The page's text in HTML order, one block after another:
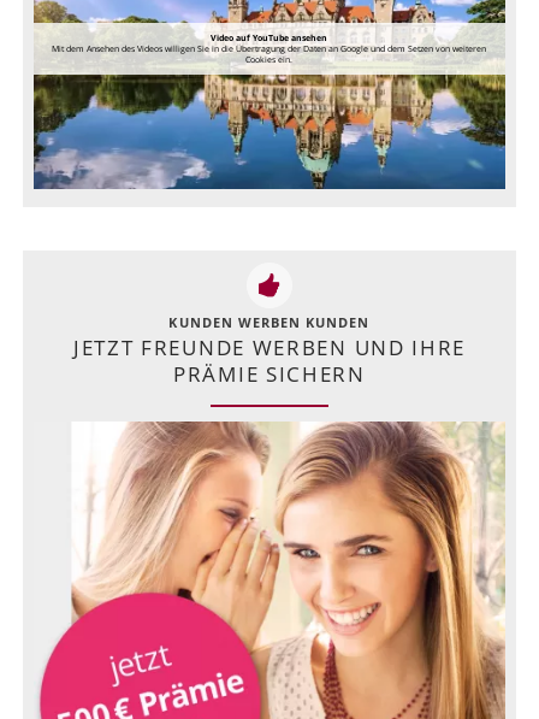
Video auf YouTube ansehen
Mit dem Ansehen des Videos willigen Sie in die Übertragung der Daten an Google und dem Setzen von weiteren
Cookies ein.
KUNDEN WERBEN KUNDEN
JETZT FREUNDE WERBEN UND IHRE
PRÄMIE SICHERN